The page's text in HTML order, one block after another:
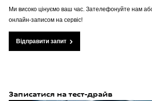
Ми високо цінуємо ваш час. Зателефонуйте нам
онлайн-записом на сервіс!
Відправити запит
Записатися на тест-драйв